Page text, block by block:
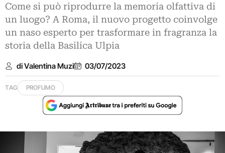
Come si può riprodurre la memoria olfattiva di
un luogo? A Roma, il nuovo progetto coinvolge
un naso esperto per trasformare in fragranza la
storia della Basilica Ulpia
di Valentina Muzi 03/07/2023
TAG PROFUMO